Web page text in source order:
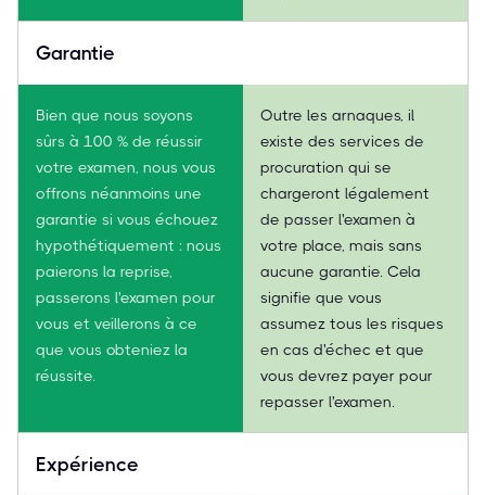
Garantie
Bien que nous soyons
sûrs à 100 % de réussir
votre examen, nous vous
offrons néanmoins une
garantie si vous échouez
hypothétiquement : nous
paierons la reprise,
passerons l'examen pour
vous et veillerons à ce
que vous obteniez la
réussite.
Outre les arnaques, il
existe des services de
procuration qui se
chargeront légalement
de passer l'examen à
votre place, mais sans
aucune garantie. Cela
signifie que vous
assumez tous les risques
en cas d'échec et que
vous devrez payer pour
repasser l'examen.
Expérience